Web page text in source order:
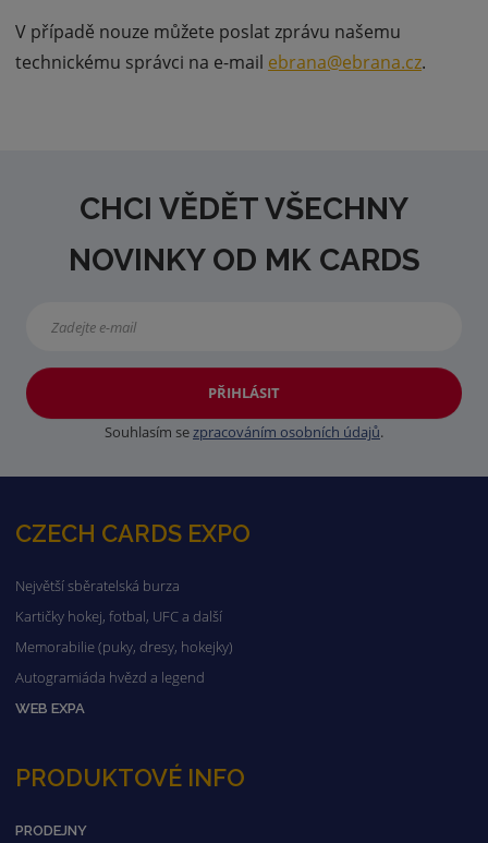
V případě nouze můžete poslat zprávu našemu
technickému správci na e-mail ebrana@ebrana.cz.
CHCI VĚDĚT VŠECHNY
NOVINKY OD MK CARDS
PŘIHLÁSIT
Souhlasím sezpracováním osobních údajů.
CZECH CARDS EXPO
Největší sběratelská burza
Kartičky hokej, fotbal, UFC a další
Memorabilie (puky, dresy, hokejky)
Autogramiáda hvězd a legend
WEB EXPA
PRODUKTOVÉ INFO
PRODEJNY